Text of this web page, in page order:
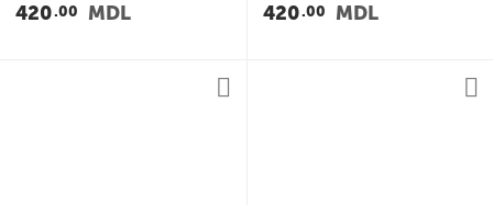
420 00 MDL 420 00 MDL